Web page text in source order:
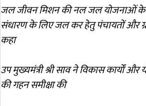
जल जीवन मिशन की नल जल योजनाओं
संधारण के लिए जल कर हेतु पंचायतों और
कहा
उप मुख्यमंत्री श्री साव ने विकास कार्यों
की गहन समीक्षा की